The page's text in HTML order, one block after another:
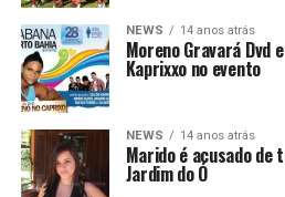
NEWS 14 anos atrás
Moreno Gravará Dvd
Kaprixxo no evento
NEWS 14 anos atrás
Marido é acusado
Jardim do Ó